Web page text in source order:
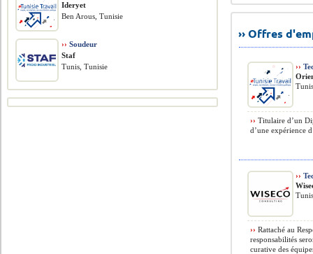
›› Offres
››
›› Titulaire d’un
d’une expérience
››
›› Rattaché au
responsabilités
curative des
Ideryet
Ben Arous, Tunisie
›› Soudeur
Staf
Tunis, Tunisie